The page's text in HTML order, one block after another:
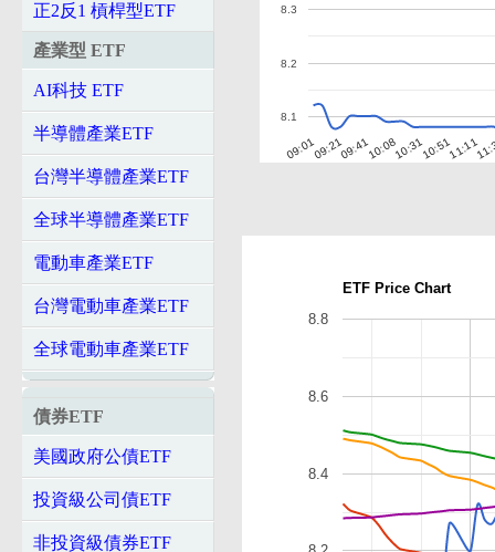
正2反1 槓桿型ETF
產業型 ETF
AI科技 ETF
半導體產業ETF
台灣半導體產業ETF
全球半導體產業ETF
電動車產業ETF
台灣電動車產業ETF
全球電動車產業ETF
債券ETF
美國政府公債ETF
投資級公司債ETF
非投資級債券ETF
09:0109:2109:4110:0810:3110:5111:11
8.1
8.2
8.3
ETF Price Chart
8.4
8.6
8.8